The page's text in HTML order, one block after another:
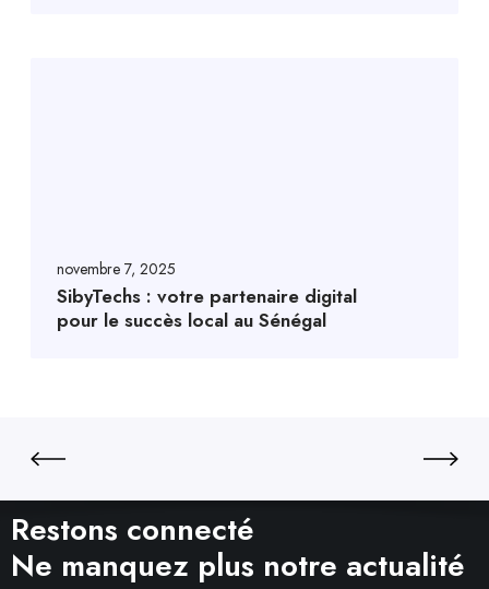
novembre 7, 2025
SibyTechs : votre partenaire digital
pour le succès local au Sénégal
Restons connecté
Ne manquez plus notre actualité